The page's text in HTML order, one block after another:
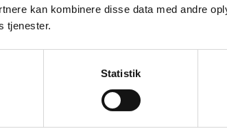
kan kombinere disse data med andre
tjenester.
Statistik
Beskæftigelsesforvaltning
Danske A-kasser (DAK)